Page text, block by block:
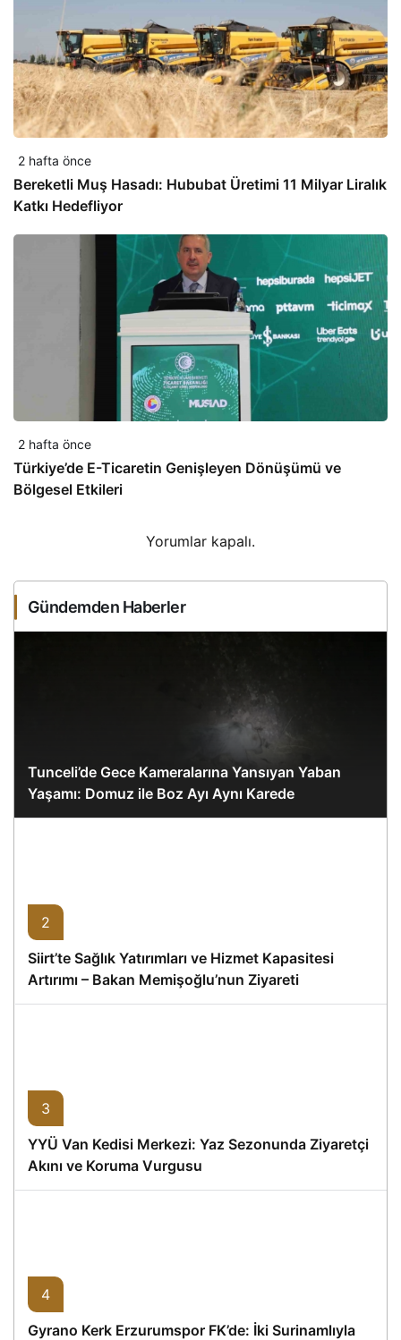
2 hafta önce
Bereketli Muş Hasadı: Hububat Üretimi 11 Milyar Liralık
Katkı Hedefliyor
2 hafta önce
Türkiye’de E-Ticaretin Genişleyen Dönüşümü ve
Bölgesel Etkileri
Yorumlar kapalı.
Gündemden Haberler
Tunceli’de Gece Kameralarına Yansıyan Yaban
Yaşamı: Domuz ile Boz Ayı Aynı Karede
2
Siirt’te Sağlık Yatırımları ve Hizmet Kapasitesi
Artırımı – Bakan Memişoğlu’nun Ziyareti
3
YYÜ Van Kedisi Merkezi: Yaz Sezonunda Ziyaretçi
Akını ve Koruma Vurgusu
4
Gyrano Kerk Erzurumspor FK’de: İki Surinamlıyla